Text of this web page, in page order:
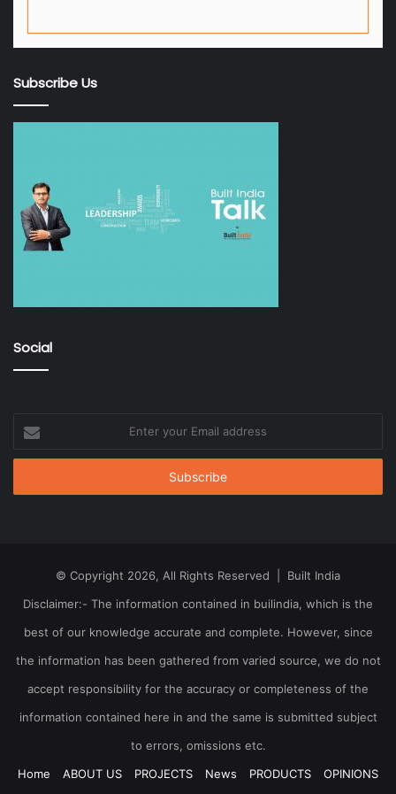
Subscribe Us
Social
your
Email
© Copyright 2026, All Rights Reserved | Built India
Disclaimer:- The information contained in builindia, which is the
best of our knowledge accurate and complete. However, since
the information has been gathered from varied source, we do not
accept responsibility for the accuracy or completeness of the
information contained here in and the same is submitted subject
to errors, omissions etc.
Home
ABOUT US PROJECTS News PRODUCTS OPINIONS